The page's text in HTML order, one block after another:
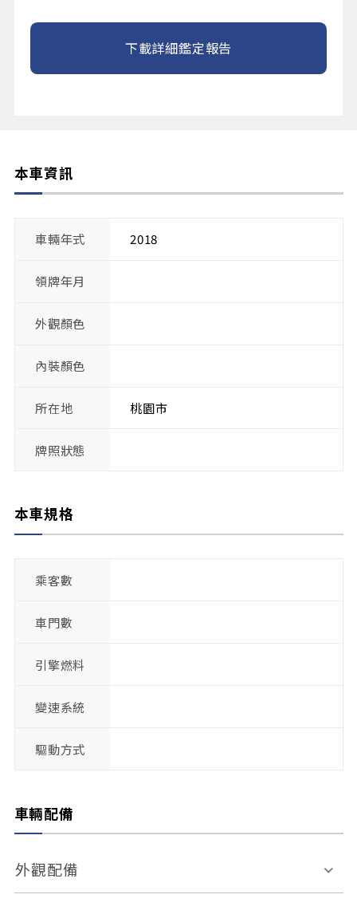
下載詳細鑑定報告
本車資訊
車輛年式 2018
領牌年月
外觀顏色
內裝顏色
所在地 桃園市
牌照狀態
本車規格
乘客數
車門數
引擎燃料
變速系統
驅動方式
車輛配備
外觀配備